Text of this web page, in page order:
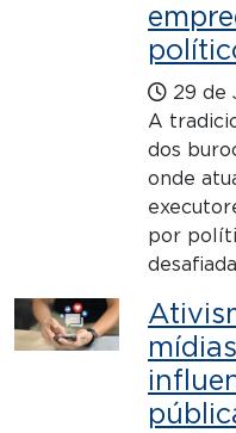
29 de
A
dos
onde
por